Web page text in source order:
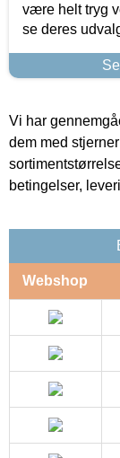
være helt tryg
se deres
Vi har
dem med
betingelser,
Webshop